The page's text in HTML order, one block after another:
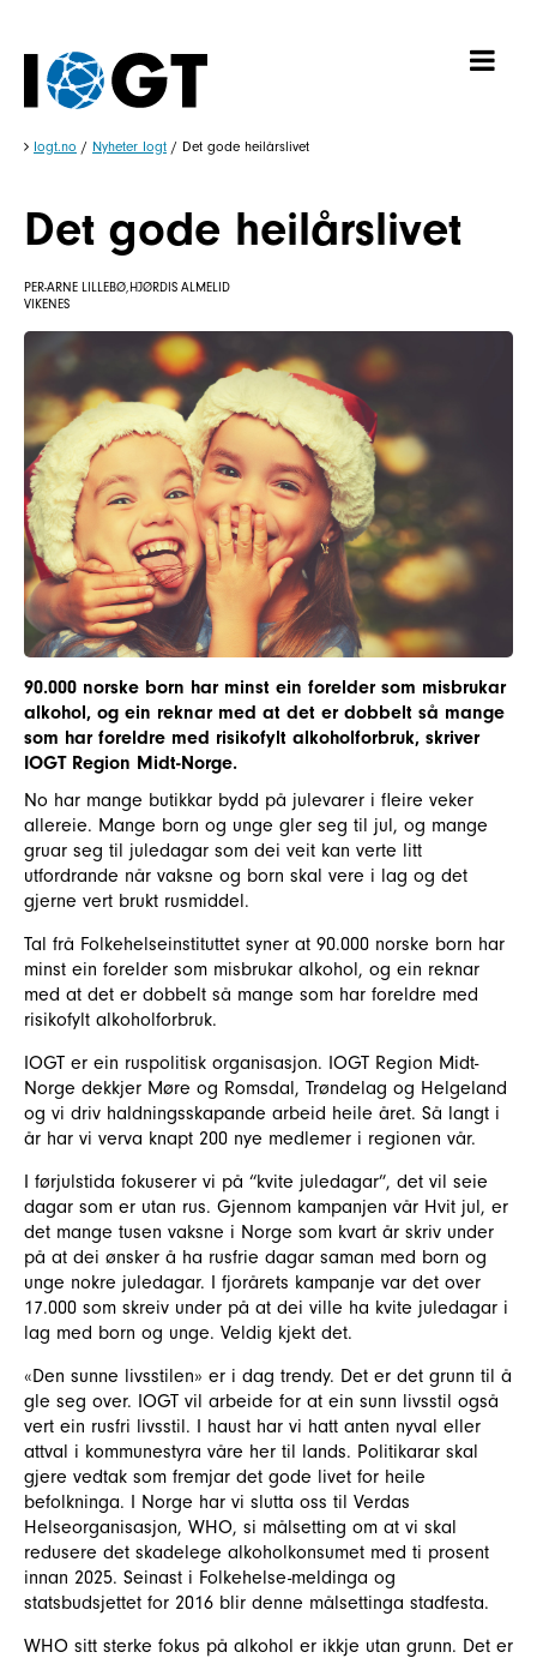
Iogt.no / Nyheter Iogt / Det gode heilårslivet
Det gode heilårslivet
PER-ARNE LILLEBØ,HJØRDIS ALMELID
VIKENES
90.000 norske born har minst ein forelder som misbrukar
alkohol, og ein reknar med at det er dobbelt så mange
som har foreldre med risikofylt alkoholforbruk, skriver
IOGT Region Midt-Norge.
No har mange butikkar bydd på julevarer i fleire veker
allereie. Mange born og unge gler seg til jul, og mange
gruar seg til juledagar som dei veit kan verte litt
utfordrande når vaksne og born skal vere i lag og det
gjerne vert brukt rusmiddel.
Tal frå Folkehelseinstituttet syner at 90.000 norske born har
minst ein forelder som misbrukar alkohol, og ein reknar
med at det er dobbelt så mange som har foreldre med
risikofylt alkoholforbruk.
IOGT er ein ruspolitisk organisasjon. IOGT Region Midt-
Norge dekkjer Møre og Romsdal, Trøndelag og Helgeland
og vi driv haldningsskapande arbeid heile året. Så langt i
år har vi verva knapt 200 nye medlemer i regionen vår.
I førjulstida fokuserer vi på “kvite juledagar”, det vil seie
dagar som er utan rus. Gjennom kampanjen vår Hvit jul, er
det mange tusen vaksne i Norge som kvart år skriv under
på at dei ønsker å ha rusfrie dagar saman med born og
unge nokre juledagar. I fjorårets kampanje var det over
17.000 som skreiv under på at dei ville ha kvite juledagar i
lag med born og unge. Veldig kjekt det.
«Den sunne livsstilen» er i dag trendy. Det er det grunn til å
gle seg over. IOGT vil arbeide for at ein sunn livsstil også
vert ein rusfri livsstil. I haust har vi hatt anten nyval eller
attval i kommunestyra våre her til lands. Politikarar skal
gjere vedtak som fremjar det gode livet for heile
befolkninga. I Norge har vi slutta oss til Verdas
Helseorganisasjon, WHO, si målsetting om at vi skal
redusere det skadelege alkoholkonsumet med ti prosent
innan 2025. Seinast i Folkehelse-meldinga og
statsbudsjettet for 2016 blir denne målsettinga stadfesta.
WHO sitt sterke fokus på alkohol er ikkje utan grunn. Det er